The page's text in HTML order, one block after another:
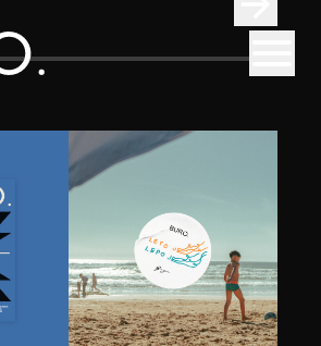
TRGA REPUBLIKE
SVE O IZLOŽBI